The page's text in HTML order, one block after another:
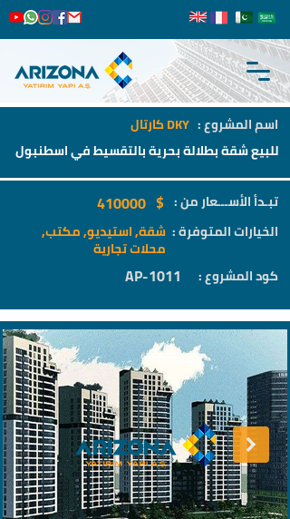
اسم المشروع :
للبيع شقة بطلالة بحرية بالتقسيط في اسطنبول
DKY كارتال
تبـدأ الأســـعار من : 410000
الخيارات المتوفرة : شقة, استيديو, مكتب,
محلات تجارية
كود المشروع :
AP-1011
$